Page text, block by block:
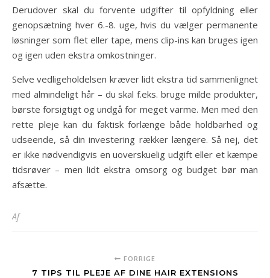
Derudover skal du forvente udgifter til opfyldning eller
genopsætning hver 6.-8. uge, hvis du vælger permanente
løsninger som flet eller tape, mens clip-ins kan bruges igen
og igen uden ekstra omkostninger.
Selve vedligeholdelsen kræver lidt ekstra tid sammenlignet
med almindeligt hår – du skal f.eks. bruge milde produkter,
børste forsigtigt og undgå for meget varme. Men med den
rette pleje kan du faktisk forlænge både holdbarhed og
udseende, så din investering rækker længere. Så nej, det
er ikke nødvendigvis en uoverskuelig udgift eller et kæmpe
tidsrøver – men lidt ekstra omsorg og budget bør man
afsætte.
Af
FORRIGE
7 TIPS TIL PLEJE AF DINE HAIR EXTENSIONS